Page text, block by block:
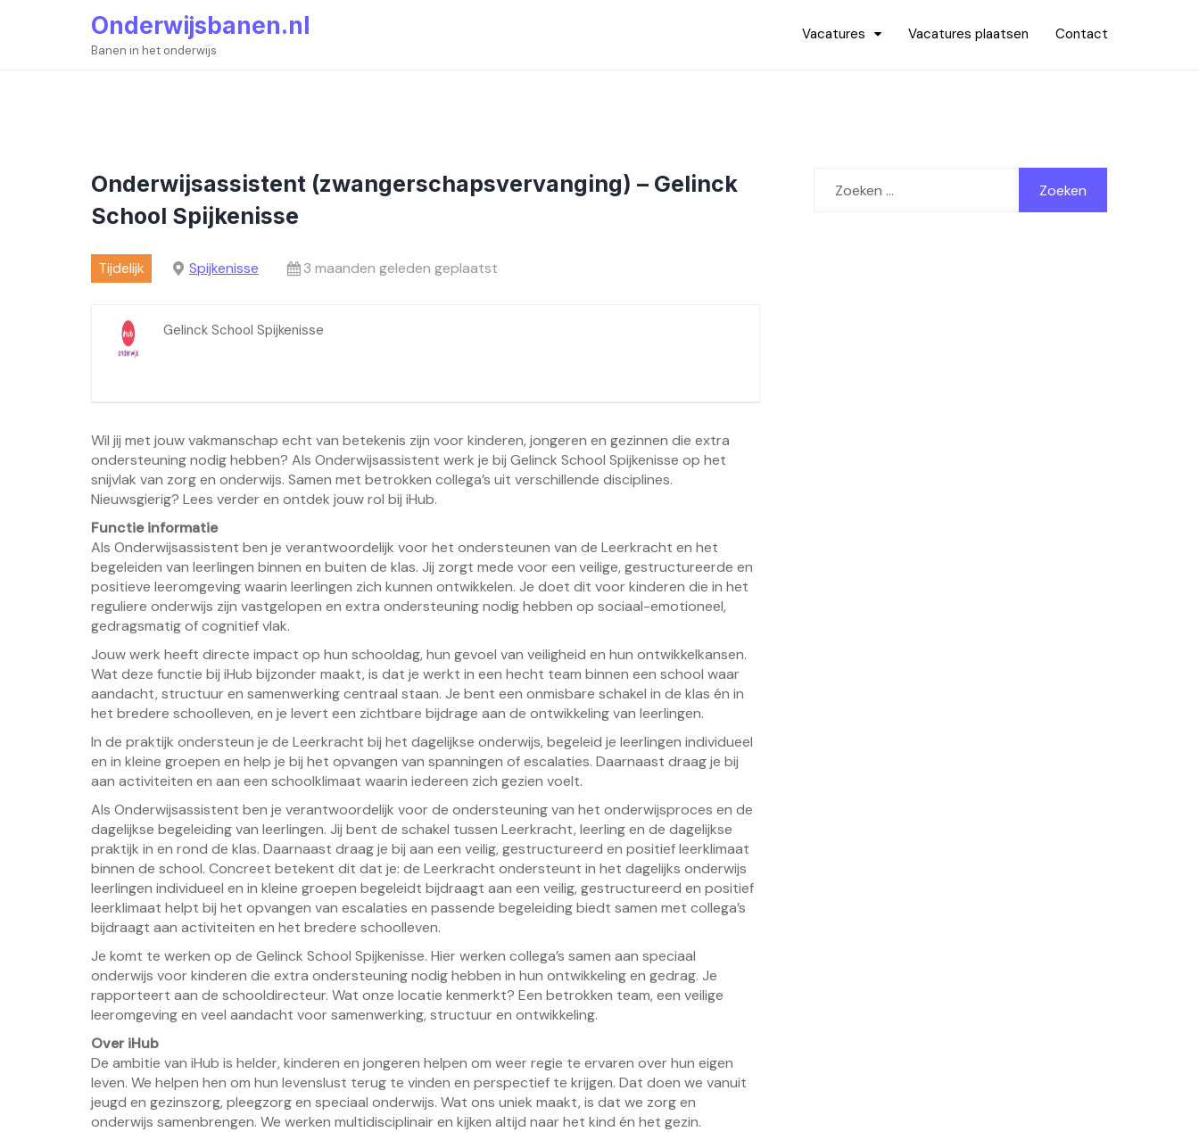
Onderwijsbanen.nl
Banen in het onderwijs
Vacatures Vacatures plaatsen Contact
Onderwijsassistent (zwangerschapsvervanging) – Gelinck
School Spijkenisse
Tijdelijk Spijkenisse 3 maanden geleden geplaatst
Gelinck School Spijkenisse
Wil jij met jouw vakmanschap echt van betekenis zijn voor kinderen, jongeren en gezinnen die extra
ondersteuning nodig hebben? Als Onderwijsassistent werk je bij Gelinck School Spijkenisse op het
snijvlak van zorg en onderwijs. Samen met betrokken collega’s uit verschillende disciplines.
Nieuwsgierig? Lees verder en ontdek jouw rol bij iHub.
Functie informatie
Als Onderwijsassistent ben je verantwoordelijk voor het ondersteunen van de Leerkracht en het
begeleiden van leerlingen binnen en buiten de klas. Jij zorgt mede voor een veilige, gestructureerde en
positieve leeromgeving waarin leerlingen zich kunnen ontwikkelen. Je doet dit voor kinderen die in het
reguliere onderwijs zijn vastgelopen en extra ondersteuning nodig hebben op sociaal-emotioneel,
gedragsmatig of cognitief vlak.
Jouw werk heeft directe impact op hun schooldag, hun gevoel van veiligheid en hun ontwikkelkansen.
Wat deze functie bij iHub bijzonder maakt, is dat je werkt in een hecht team binnen een school waar
aandacht, structuur en samenwerking centraal staan. Je bent een onmisbare schakel in de klas én in
het bredere schoolleven, en je levert een zichtbare bijdrage aan de ontwikkeling van leerlingen.
In de praktijk ondersteun je de Leerkracht bij het dagelijkse onderwijs, begeleid je leerlingen individueel
en in kleine groepen en help je bij het opvangen van spanningen of escalaties. Daarnaast draag je bij
aan activiteiten en aan een schoolklimaat waarin iedereen zich gezien voelt.
Als Onderwijsassistent ben je verantwoordelijk voor de ondersteuning van het onderwijsproces en de
dagelijkse begeleiding van leerlingen. Jij bent de schakel tussen Leerkracht, leerling en de dagelijkse
praktijk in en rond de klas. Daarnaast draag je bij aan een veilig, gestructureerd en positief leerklimaat
binnen de school. Concreet betekent dit dat je: de Leerkracht ondersteunt in het dagelijks onderwijs
leerlingen individueel en in kleine groepen begeleidt bijdraagt aan een veilig, gestructureerd en positief
leerklimaat helpt bij het opvangen van escalaties en passende begeleiding biedt samen met collega’s
bijdraagt aan activiteiten en het bredere schoolleven.
Je komt te werken op de Gelinck School Spijkenisse. Hier werken collega’s samen aan speciaal
onderwijs voor kinderen die extra ondersteuning nodig hebben in hun ontwikkeling en gedrag. Je
rapporteert aan de schooldirecteur. Wat onze locatie kenmerkt? Een betrokken team, een veilige
leeromgeving en veel aandacht voor samenwerking, structuur en ontwikkeling.
Over iHub
De ambitie van iHub is helder, kinderen en jongeren helpen om weer regie te ervaren over hun eigen
leven. We helpen hen om hun levenslust terug te vinden en perspectief te krijgen. Dat doen we vanuit
jeugd en gezinszorg, pleegzorg en speciaal onderwijs. Wat ons uniek maakt, is dat we zorg en
onderwijs samenbrengen. We werken multidisciplinair en kijken altijd naar het kind én het gezin.
naar: